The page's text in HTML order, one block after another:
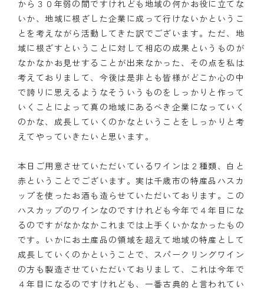
から３０年弱の間ですけれども地域の何かお役に立てな
いか、地域に根ざした企業に成って行けないかというこ
とを考えながら活動してきた訳でございます。ただ、地
域に根ざすということに対して相応の成果というものが
なかなかお見せすることが出来なかった、その点を私は
考えておりまして、今後は是非とも皆様がどこか心の中
で誇りに思えるようなそういうものをしっかりと作って
いくことによって真の地域にあるべき企業になっていく
のかな、成長していくのかなということをしっかりと考
えてやっていきたいと思います。
本日ご用意させていただいているワインは２種類、白と
赤ということでございます。実は千歳市の特産品ハスカ
ップを使ったお酒も造らせていただいております。この
ハスカップのワインなのですけれども今年で４年目にな
るのですがなかなかこれまでは上手くいかなかったもの
です。いかにお土産品の領域を超えて地域の特産として
成長していくのかということで、スパークリングワイン
の方も製造させていただいておりまして、これは今年で
４年目になるのですけれども、一番古典的と言われてい